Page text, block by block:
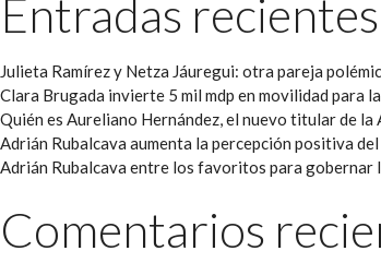
Entradas recientes
Julieta Ramírez y Netza Jáuregui: otra pareja
Clara Brugada invierte 5 mil mdp en movilidad para
Quién es Aureliano Hernández, el nuevo titular de
Adrián Rubalcava aumenta la percepción positiva
Adrián Rubalcava entre los favoritos para gobernar
Comentarios